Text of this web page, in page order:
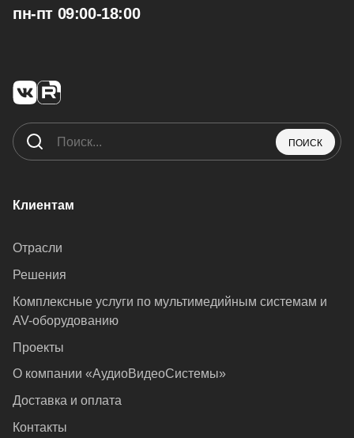
пн-пт 09:00-18:00
ПОИСК
Клиентам
Отрасли
Решения
Комплексные услуги по мультимедийным системам и
AV-оборудованию
Проекты
О компании «АудиоВидеоСистемы»
Доставка и оплата
Контакты